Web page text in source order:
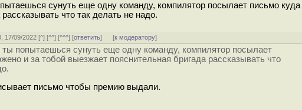
сунуть еще одну команду, компилятор посылает письмо
что так делать не надо.
17/09/2022 [^] [^^] [^^^] [ответить] [к модератору]
попытаешься сунуть еще одну команду, компилятор посылает
и за тобой выезжает пояснительная бригада рассказывать что
письмо чтобы премию выдали.